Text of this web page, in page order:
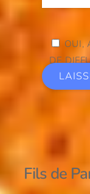
OUI,
DE
Fils de